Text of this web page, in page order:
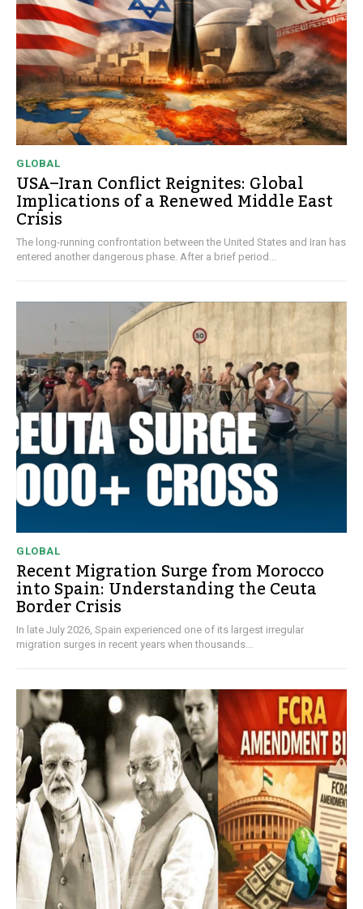
GLOBAL
USA–Iran Conflict Reignites: Global
Implications of a Renewed Middle East
Crisis
The long-running confrontation between the United States and Iran has
entered another dangerous phase. After a brief period...
GLOBAL
Recent Migration Surge from Morocco
into Spain: Understanding the Ceuta
Border Crisis
In late July 2026, Spain experienced one of its largest irregular
migration surges in recent years when thousands...